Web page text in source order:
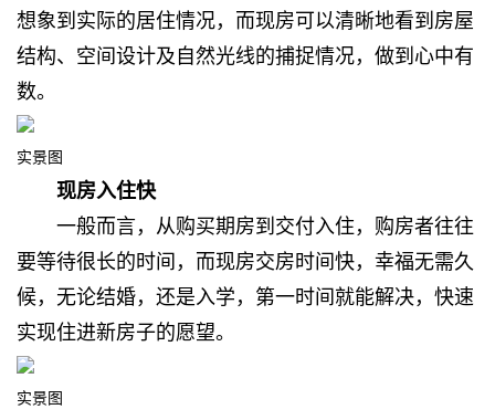
想象到实际的居住情况， 而现房可以清晰地看到房屋
结构、 空间设计及自然光线的捕捉情况，做到心中有
数。
实景图
现房入住快
一般而言，从购买期房到交付入住， 购房者往往
要等待很长的时间， 而现房交房时间快，幸福无需久
候， 无论结婚，还是入学， 第一时间就能解决， 快速
实现住进新房子的愿望。
实景图